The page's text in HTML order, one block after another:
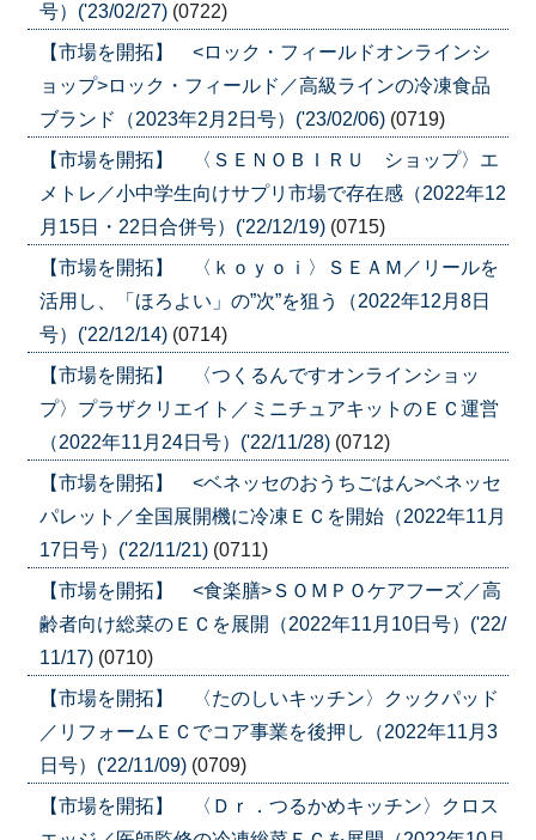
号）('23/02/27) (0722)
【市場を開拓】 <ロック・フィールドオンラインシ
ョップ>ロック・フィールド／高級ラインの冷凍食品
ブランド（2023年2月2日号）('23/02/06) (0719)
【市場を開拓】 〈ＳＥＮＯＢＩＲＵ ショップ〉エ
メトレ／小中学生向けサプリ市場で存在感（2022年12
月15日・22日合併号）('22/12/19) (0715)
【市場を開拓】 〈ｋｏｙｏｉ〉ＳＥＡＭ／リールを
活用し、「ほろよい」の”次”を狙う（2022年12月8日
号）('22/12/14) (0714)
【市場を開拓】 〈つくるんですオンラインショッ
プ〉プラザクリエイト／ミニチュアキットのＥＣ運営
（2022年11月24日号）('22/11/28) (0712)
【市場を開拓】 <ベネッセのおうちごはん>ベネッセ
パレット／全国展開機に冷凍ＥＣを開始（2022年11月
17日号）('22/11/21) (0711)
【市場を開拓】 <食楽膳>ＳＯＭＰＯケアフーズ／高
齢者向け総菜のＥＣを展開（2022年11月10日号）('22/
11/17) (0710)
【市場を開拓】 〈たのしいキッチン〉クックパッド
／リフォームＥＣでコア事業を後押し（2022年11月3
日号）('22/11/09) (0709)
【市場を開拓】 〈Ｄｒ．つるかめキッチン〉クロス